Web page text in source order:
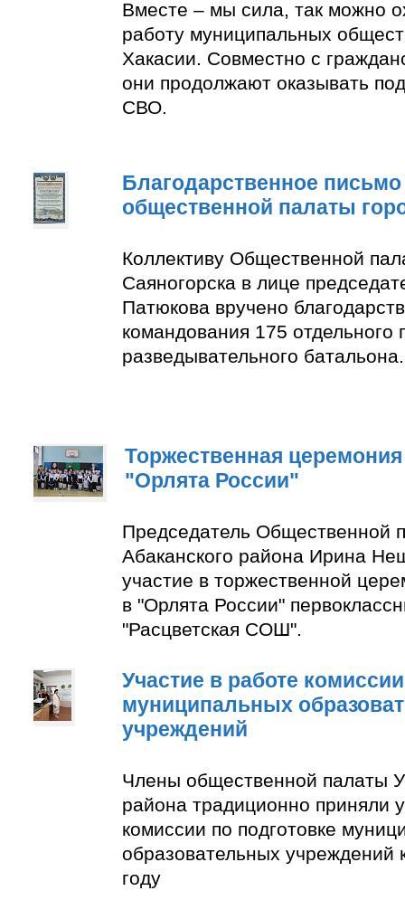
Вместе – мы сила, так можно
работу муниципальных
Хакасии. Совместно с
они продолжают оказывать
СВО.
Благодарственное письмо
общественной палаты
Коллективу Общественной
Саяногорска в лице
Патюкова вручено
командования 175 отдельного
разведывательного батальона.
Торжественная
"Орлята России"
Председатель Общественной
Абаканского района Ирина
участие в торжественной
в "Орлята России"
"Расцветская СОШ".
Участие в работе
муниципальных
учреждений
Члены общественной палаты
района традиционно приняли
комиссии по подготовке
образовательных учреждений
году